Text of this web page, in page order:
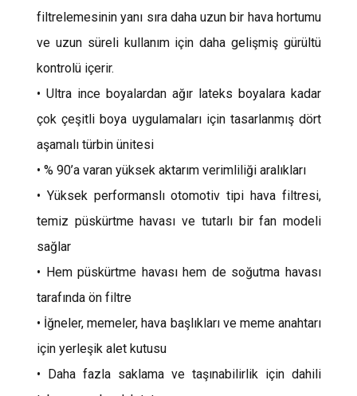
filtrelemesinin yanı sıra daha uzun bir hava hortumu
ve uzun süreli kullanım için daha gelişmiş gürültü
kontrolü içerir.
• Ultra ince boyalardan ağır lateks boyalara kadar
çok çeşitli boya uygulamaları için tasarlanmış dört
aşamalı türbin ünitesi
• % 90’a varan yüksek aktarım verimliliği aralıkları
• Yüksek performanslı otomotiv tipi hava filtresi,
temiz püskürtme havası ve tutarlı bir fan modeli
sağlar
• Hem püskürtme havası hem de soğutma havası
tarafında ön filtre
• İğneler, memeler, hava başlıkları ve meme anahtarı
için yerleşik alet kutusu
• Daha fazla saklama ve taşınabilirlik için dahili